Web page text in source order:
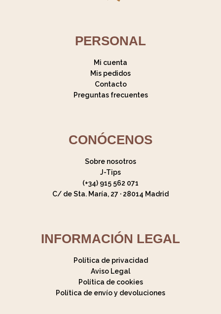
PERSONAL
Mi cuenta
Mis pedidos
Contacto
Preguntas frecuentes
CONÓCENOS
Sobre nosotros
J-Tips
(+34) 915 562 071
C/ de Sta. María, 27 · 28014 Madrid
INFORMACIÓN LEGAL
Política de privacidad
Aviso Legal
Política de cookies
Política de envío y devoluciones